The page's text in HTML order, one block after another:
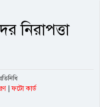
নিরাপত্তা
ফটো কার্ড